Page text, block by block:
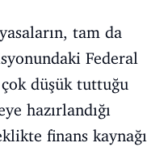
tam da
Federal
düşük tuttuğu
hazırlandığı
finans kaynağı